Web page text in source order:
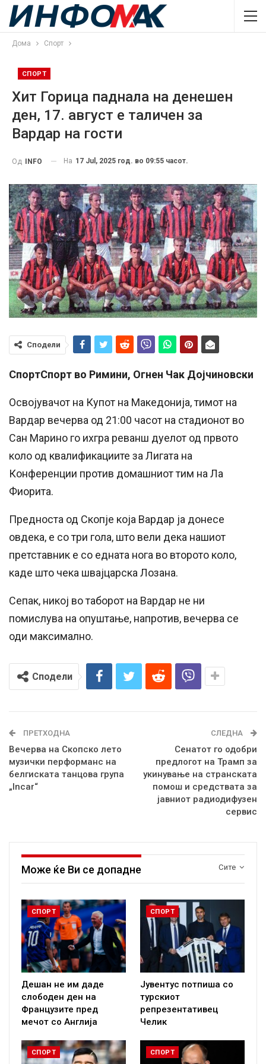
Дома Спорт
СПОРТ
Хит Горица паднала на денешен
ден, 17. август е таличен за
Вардар на гости
Од INFO На 17 Jul, 2025 год. во 09:55 часот.
Сподели
СпортСпорт во Римини, Огнен Чак Дојчиновски
Освојувачот на Купот на Македонија, тимот на
Вардар вечерва од 21:00 часот на стадионот во
Сан Марино го ихгра реванш дуелот од првото
коло од квалификациите за Лигата на
Конференции против домашниот тим на Ла
Фиорита.
Предноста од Скопје која Вардар ја донесе
овдека, е со три гола, што вели дека нашиот
претставник е со едната нога во второто коло,
каде што чека швајцарска Лозана.
Сепак, никој во таборот на Вардар не ни
помислува на опуштање, напротив, вечерва се
оди максимално.
Сподели
ПРЕТХОДНА
Вечерва на Скопско лето
музички перформанс на
белгиската танцова група
„Incar“
СЛЕДНА
Сенатот го одобри
предлогот на Трамп за
укинување на странската
помош и средствата за
јавниот радиодифузен
сервис
Сите
Може ќе Ви се допадне
СПОРТ
Дешан не им даде
слободен ден на
Французите пред
мечот со Англија
СПОРТ
Јувентус потпиша со
турскиот
репрезентативец
Челик
СПОРТ СПОРТ